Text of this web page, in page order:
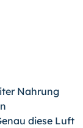
Nahrung
diese Luft